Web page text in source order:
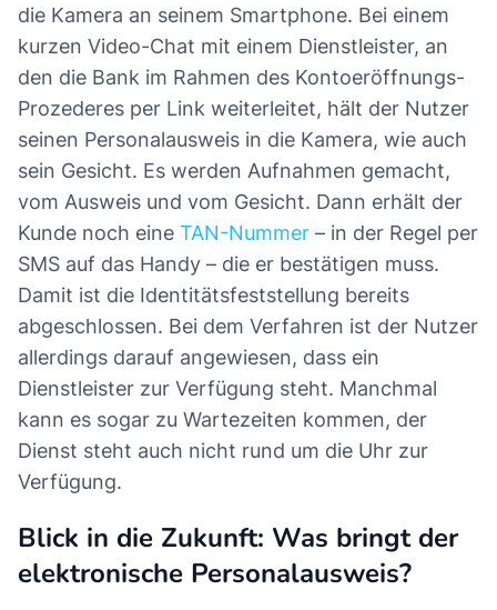
die Kamera an seinem Smartphone. Bei einem
kurzen Video-Chat mit einem Dienstleister, an
den die Bank im Rahmen des Kontoeröffnungs-
Prozederes per Link weiterleitet, hält der Nutzer
seinen Personalausweis in die Kamera, wie auch
sein Gesicht. Es werden Aufnahmen gemacht,
vom Ausweis und vom Gesicht. Dann erhält der
Kunde noch eine TAN-Nummer – in der Regel per
SMS auf das Handy – die er bestätigen muss.
Damit ist die Identitätsfeststellung bereits
abgeschlossen. Bei dem Verfahren ist der Nutzer
allerdings darauf angewiesen, dass ein
Dienstleister zur Verfügung steht. Manchmal
kann es sogar zu Wartezeiten kommen, der
Dienst steht auch nicht rund um die Uhr zur
Verfügung.
Blick in die Zukunft: Was bringt der
elektronische Personalausweis?